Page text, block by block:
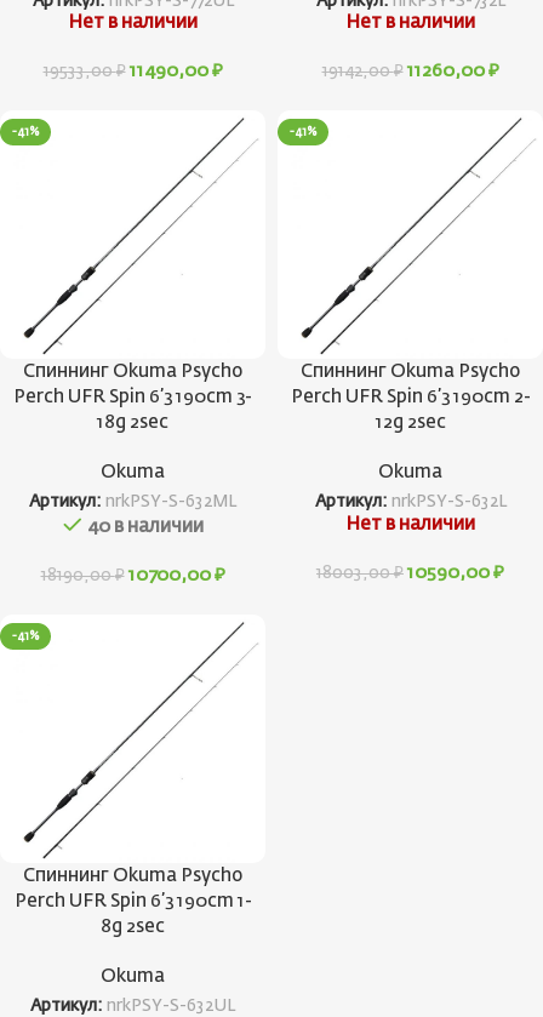
Нет в наличии
19533,00₽ 11490,00 ₽
Нет в наличии
19142,00₽ 11260,00 ₽
-41%
Спиннинг Okuma Psycho
Perch UFR Spin 6’3 190cm 3-
18g 2sec
Okuma
Артикул: nrkPSY-S-632ML
40 в наличии
18190,00₽ 10700,00 ₽
-41%
Спиннинг Okuma Psycho
Perch UFR Spin 6’3 190cm 2-
12g 2sec
Okuma
Артикул: nrkPSY-S-632L
Нет в наличии
18003,00₽ 10590,00 ₽
-41%
Спиннинг Okuma Psycho
Perch UFR Spin 6’3 190cm 1-
8g 2sec
Okuma
Артикул: nrkPSY-S-632UL